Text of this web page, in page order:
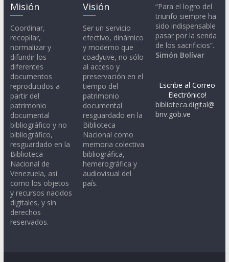
Misión
Coordinar,
recopilar,
normalizar y
difundir los
diferentes
documentos
reproducidos a
partir del
patrimonio
documental
bibliográfico y no
bibliográfico,
resguardado en la
Biblioteca
Nacional de
Venezuela, así
como los objetos
y recursos nacidos
digitales, y sin
derechos
reservados.
Visión
Ser un servicio
efectivo, dinámico
y moderno que
coadyuve, no sólo
al acceso y
preservación en el
tiempo del
patrimonio
documental
resguardado en la
Biblioteca
Nacional como
memoria colectiva
bibliográfica,
hemerográfica y
audiovisual del
país.
“Para el logro del
triunfo siempre ha
sido indispensable
pasar por la senda
de los sacrificios”.
Simón Bolívar
Escribe al Correo
Electrónico!
biblioteca.digital@
bnv.gob.ve